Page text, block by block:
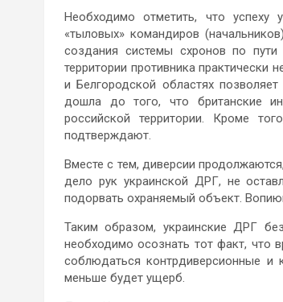
Необходимо отметить, что успеху
«тыловых» командиров
создания системы схронов по
территории противника практически
и Белгородской областях
дошла до того, что британские
российской территории. Кроме
подтверждают.
Вместе с тем, диверсии
дело рук украинской ДРГ, не
подорвать охраняемый объект.
Таким образом, украинские ДРГ
необходимо осознать тот факт, что
соблюдаться контрдиверсионные
меньше будет ущерб.